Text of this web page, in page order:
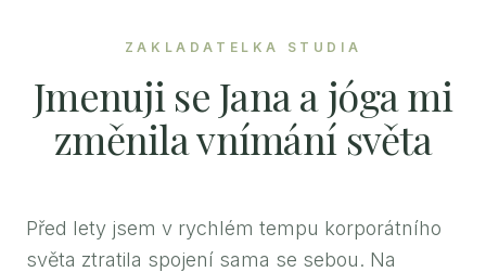
ZAKLADATELKA STUDIA
Jmenuji se Jana a jóga mi
změnila vnímání světa
Před lety jsem v rychlém tempu korporátního
světa ztratila spojení sama se sebou. Na